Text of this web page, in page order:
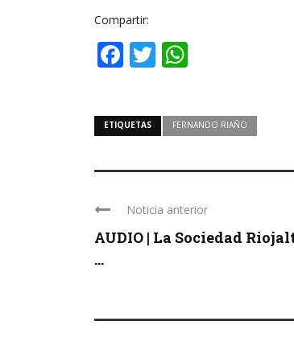
Compartir:
Facebook
Twitter
ETIQUETAS FERNANDO RIAÑO
Noticia anterior
AUDIO | La Sociedad
...